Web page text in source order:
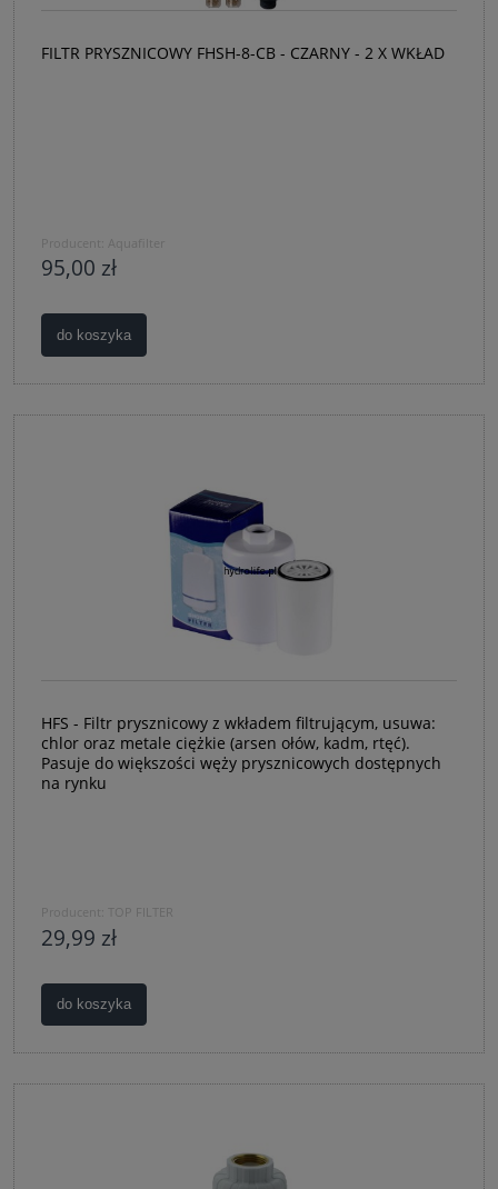
FILTR PRYSZNICOWY FHSH-8-CB - CZARNY - 2 X WKŁAD
Producent: Aquafilter
95,00 zł
do koszyka
HFS - Filtr prysznicowy z wkładem filtrującym, usuwa:
chlor oraz metale ciężkie (arsen ołów, kadm, rtęć).
Pasuje do większości węży prysznicowych dostępnych
na rynku
Producent: TOP FILTER
29,99 zł
do koszyka